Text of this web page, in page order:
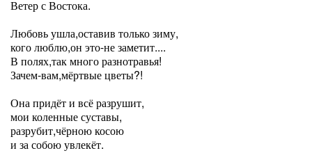
Ветер с Востока.
Любовь ушла,оставив только зиму,
кого люблю,он это-не заметит....
В полях,так много разнотравья!
Зачем-вам,мёртвые цветы?!
Она придёт и всё разрушит,
мои коленные суставы,
разрубит,чёрною косою
и за собою увлекёт.